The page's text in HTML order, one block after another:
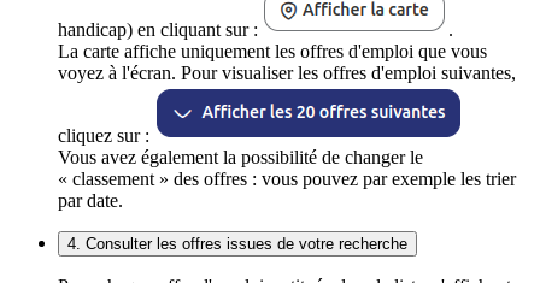
handicap) en cliquant sur :
.
La carte affiche uniquement les offres d'emploi que vous
voyez à l'écran. Pour visualiser les offres d'emploi suivantes,
cliquez sur :
Vous avez également la possibilité de changer le
« classement » des offres : vous pouvez par exemple les trier
par date.
4. Consulter les offres issues de votre recherche